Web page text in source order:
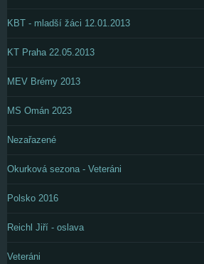
KBT - mladší žáci 12.01.2013
KT Praha 22.05.2013
MEV Brémy 2013
MS Omán 2023
Nezařazené
Okurková sezona - Veteráni
Polsko 2016
Reichl Jiří - oslava
Veteráni